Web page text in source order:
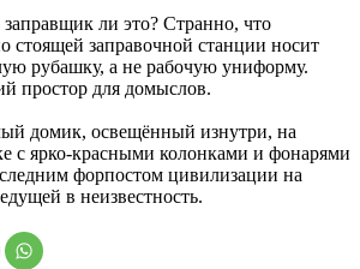
ли это? Странно, что
стоящей заправочной станции носит
рубашку, а не рабочую униформу.
простор для домыслов.
домик, освещённый изнутри, на
с ярко-красными колонками и фонарями
форпостом цивилизации на
в неизвестность.